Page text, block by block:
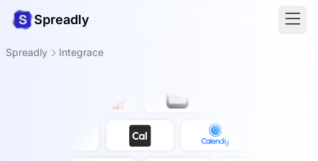
Spreadly
Spreadly Integrace